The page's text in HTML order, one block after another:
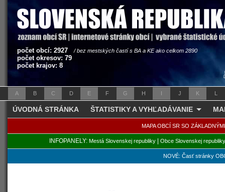
počet obcí: 2927 / bez mestských častí s BA a KE ako celkom 2890
počet okresov: 79
počet krajov: 8
A B C D E F G H I J K L
ÚVODNÁ STRÁNKA ŠTATISTIKY A VYHĽADÁVANIE
MAPA OBCÍ SR SO
INFOPANELY: Mestá Slovenskej republiky| Obce Slovenskej republiky
NOVÉ: Časť stránky